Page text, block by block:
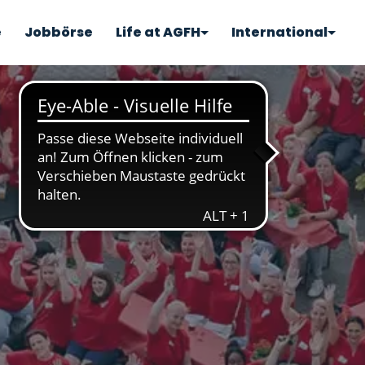
Jobbörse Life at AGFH International